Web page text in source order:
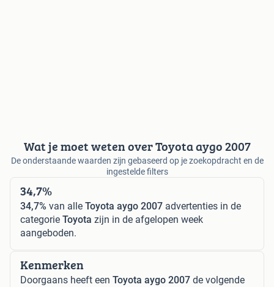
Wat je moet weten over Toyota aygo 2007
De onderstaande waarden zijn gebaseerd op je zoekopdracht en de
ingestelde filters
34,7%
34,7% van alle Toyota aygo 2007 advertenties in de
categorie Toyota zijn in de afgelopen week
aangeboden.
Kenmerken
Doorgaans heeft een Toyota aygo 2007 de volgende